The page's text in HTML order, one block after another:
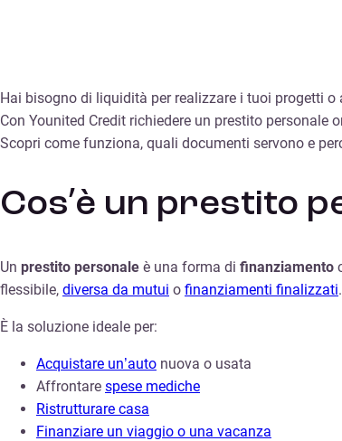
Hai bisogno di liquidità per realizzare i tuoi progetti o
Con Younited Credit richiedere un prestito personale
Scopri come funziona, quali documenti servono e
Cos’è un prestito
Un prestito personale è una forma di finanziamento
flessibile, diversa da mutui o finanziamenti finalizzati.
È la soluzione ideale per:
Acquistare un’auto nuova o usata
Affrontare spese mediche
Ristrutturare casa
Finanziare un viaggio o una vacanza